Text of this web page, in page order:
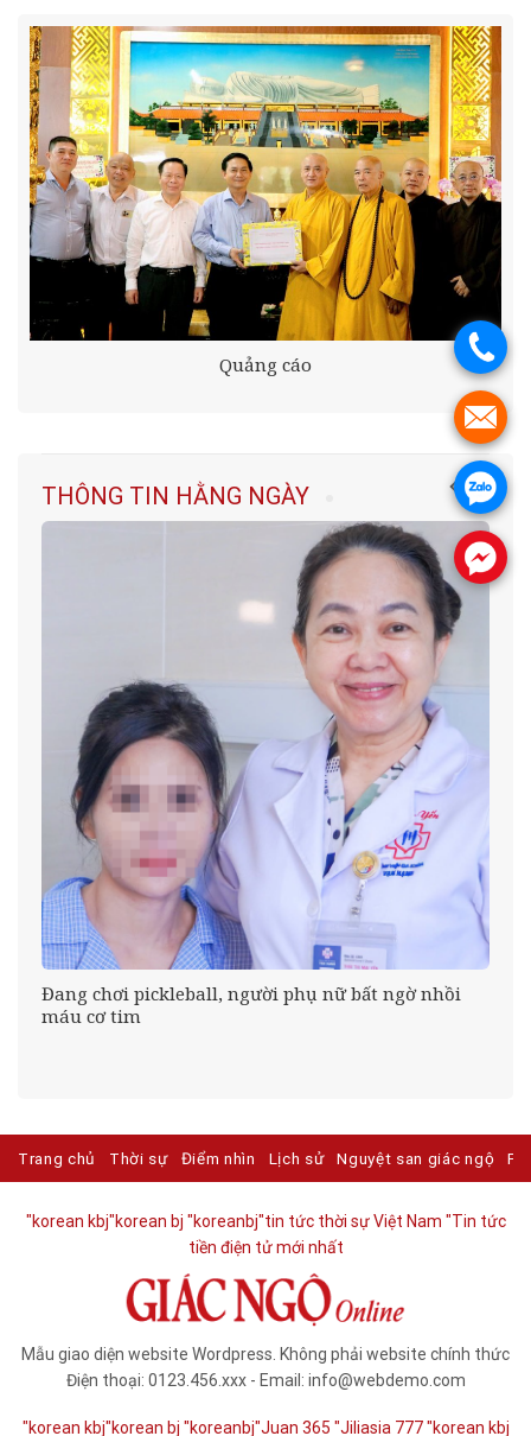
Quảng cáo
THÔNG TIN HẰNG NGÀY
Đang chơi pickleball, người phụ nữ bất ngờ nhồi
máu cơ tim
Trang chủ Thời sự Điểm nhìn Lịch sử Nguyệt san giác ngộ
"korean kbj​"korean bj "koreanbj​"tin tức thời sự Việt Nam "Tin tức
tiền điện tử mới nhất​
Mẫu giao diện website Wordpress. Không phải website chính thức
Điện thoại: 0123.456.xxx - Email: info@webdemo.com
"korean kbj​"korean bj "koreanbj​"Juan 365 "Jiliasia 777 "korean kbj
.
.
.
.